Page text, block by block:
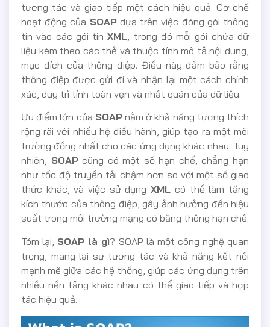
tương tác và giao tiếp một cách hiệu quả. Cơ chế
hoạt động của SOAPdựa trên việc đóng gói thông
tin vào các gói tinXML , trong đó mỗi gói chứa dữ
liệu kèm theo các thẻ và thuộc tính mô tả nội dung,
mục đích của thông điệp. Điều này đảm bảo rằng
thông điệp được gửi đi và nhận lại một cách chính
xác, duy trì tính toàn vẹn và nhất quán của dữ liệu.
Ưu điểm lớn của SOAPnằm ở khả năng tương thích
rộng rãi với nhiều hệ điều hành, giúp tạo ra một môi
trường đồng nhất cho các ứng dụng khác nhau. Tuy
nhiên, SOAPcũng có một số hạn chế, chẳng hạn
như tốc độ truyền tải chậm hơn so với một số giao
thức khác, và việc sử dụngXML có thể làm tăng
kích thước của thông điệp, gây ảnh hưởng đến hiệu
suất trong môi trường mạng có băng thông hạn chế.
Tóm lại, SOAP là gì? SOAP là một công nghệ quan
trọng, mang lại sự tương tác và khả năng kết nối
mạnh mẽ giữa các hệ thống, giúp các ứng dụng trên
nhiều nền tảng khác nhau có thể giao tiếp và hợp
tác hiệu quả.